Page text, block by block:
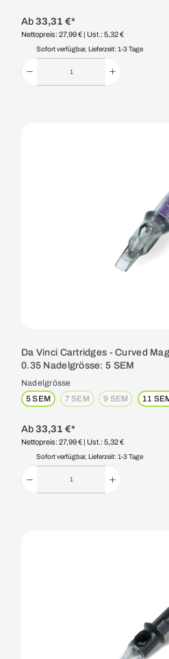
Ab33,31 €*
Nettopreis: 27,99 € | Ust.: 5,32 €
Sofort verfügbar, Lieferzeit: 1-3 Tage
Da Vinci Cartridges - Curved
0.35 Nadelgrösse: 5 SEM
Nadelgrösse
5 SEM
7 SEM(Diese Option ist zurzeit
9 SEM(Diese Option
11
Ab33,31 €*
Nettopreis: 27,99 € | Ust.: 5,32 €
Sofort verfügbar, Lieferzeit: 1-3 Tage